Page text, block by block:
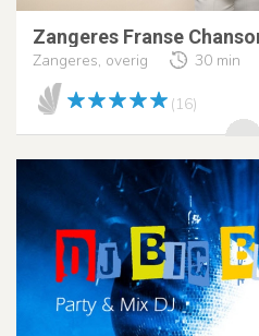
Zangeres Franse
Zangeres, overig 30 min
(16)